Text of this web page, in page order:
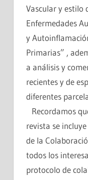
Vascular y estilo
Enfermedades
y
Primarias” ,
a análisis y
recientes y de
diferentes
Recordamos
revista se
de la
todos los
protocolo de